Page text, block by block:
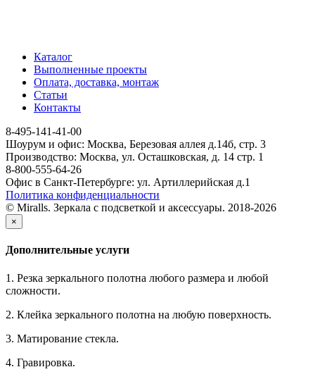
Каталог
Выполненные проекты
Оплата, доставка, монтаж
Статьи
Контакты
8-495-141-41-00
Шоурум и офис: Москва, Березовая аллея д.14б, стр. 3
Производство: Москва, ул. Осташковская, д. 14 стр. 1
8-800-555-64-26
Офис в Санкт-Петербурге: ул. Артиллерийская д.1
Политика конфиденциальности
© Miralls. Зеркала с подсветкой и аксессуары. 2018-2026
×
Дополнительные услуги
1. Резка зеркального полотна любого размера и любой
сложности.
2. Клейка зеркального полотна на любую поверхность.
3. Матирование стекла.
4. Гравировка.